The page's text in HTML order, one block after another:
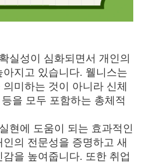
실성이 심화되면서 개인의
지고 있습니다. 웰니스는
미하는 것이 아니라 신체
을 모두 포함하는 총체적
현에 도움이 되는 효과적인
의 전문성을 증명하고 새
을 높여줍니다. 또한 취업